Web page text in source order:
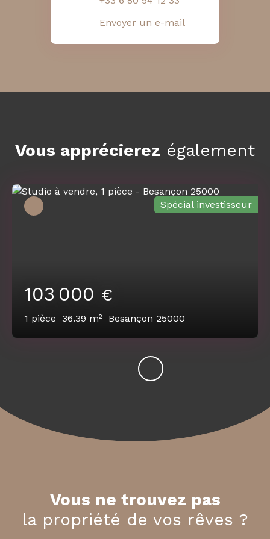
Envoyer un e-mail
Vous apprécierez également
103 000 €
1 pièce 36.39 m² Besançon 25000
Spécial investisseur
Vous ne trouvez pas
la propriété de vos rêves ?